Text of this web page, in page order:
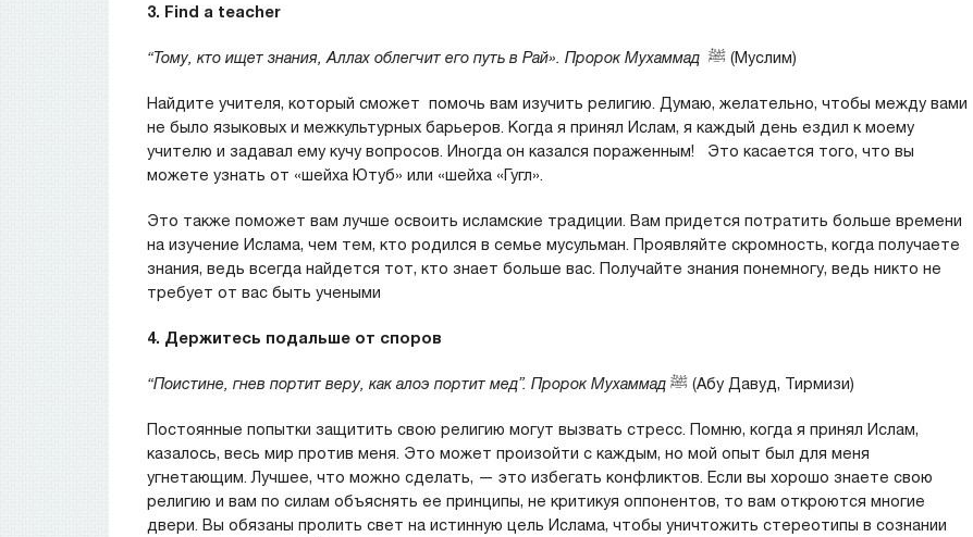
3. Find a teacher
“Тому, кто ищет знания, Аллах облегчит его путь в Рай». Пророк Мухаммад ﷺ (Муслим)
Найдите учителя, который сможет помочь вам изучить религию. Думаю, желательно, чтобы между вами
не было языковых и межкультурных барьеров. Когда я принял Ислам, я каждый день ездил к моему
учителю и задавал ему кучу вопросов. Иногда он казался пораженным! Это касается того, что вы
можете узнать от «шейха Ютуб» или «шейха «Гугл».
Это также поможет вам лучше освоить исламские традиции. Вам придется потратить больше времени
на изучение Ислама, чем тем, кто родился в семье мусульман. Проявляйте скромность, когда получаете
знания, ведь всегда найдется тот, кто знает больше вас. Получайте знания понемногу, ведь никто не
требует от вас быть учеными
4. Держитесь подальше от споров
“Поистине, гнев портит веру, как алоэ портит мед”. Пророк Мухаммад ﷺ (Абу Давуд, Тирмизи)
Постоянные попытки защитить свою религию могут вызвать стресс. Помню, когда я принял Ислам,
казалось, весь мир против меня. Это может произойти с каждым, но мой опыт был для меня
угнетающим. Лучшее, что можно сделать, — это избегать конфликтов. Если вы хорошо знаете свою
религию и вам по силам объяснять ее принципы, не критикуя оппонентов, то вам откроются многие
двери. Вы обязаны пролить свет на истинную цель Ислама, чтобы уничтожить стереотипы в сознании